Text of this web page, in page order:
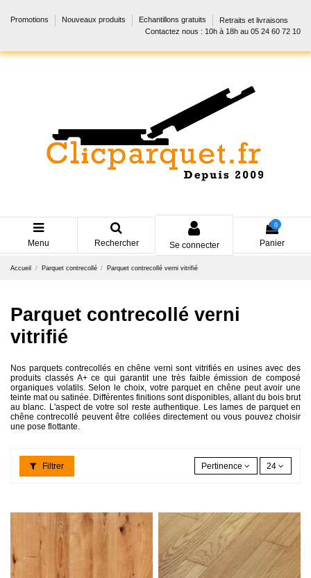
Promotions Nouveaux produits Echantillons gratuits
Retraits et livraisons
Contactez nous : 10h à 18h au 05 24 60 72 10
Menu Rechercher Se connecter
0
Panier
Accueil Parquet contrecollé Parquet contrecollé verni vitrifié
Parquet contrecollé verni
vitrifié
Nos parquets contrecollés en chêne verni sont vitrifiés en usines avec des
produits classés A+ ce qui garantit une très faible émission de composé
organiques volatils. Selon le choix, votre parquet en chêne peut avoir une
teinte mat ou satinée. Différentes finitions sont disponibles, allant du bois brut
au blanc. L'aspect de votre sol reste authentique. Les lames de parquet en
chêne contrecollé peuvent être collées directement ou vous pouvez choisir
une pose flottante.
Filtrer Pertinence 24